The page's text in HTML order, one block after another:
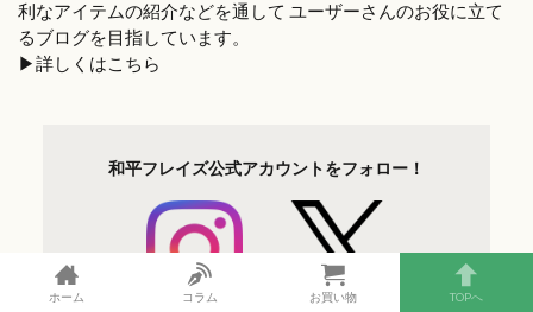
利なアイテムの紹介などを通して ユーザーさんのお役に立て
るブログを目指しています。
▶︎詳しくはこちら
和平フレイズ公式アカウントをフォロー！
ホーム コラム お買い物 TOPへ